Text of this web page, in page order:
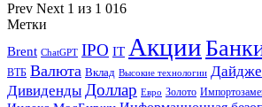
Prev Next 1 из 1 016
Метки
Brent ChatGPT IPO IT Акции
ВТБ Валюта Вклад Высокие технологии
Дивиденды Доллар Евро Золото